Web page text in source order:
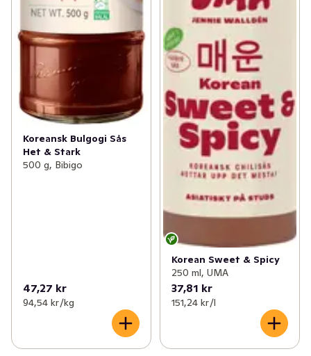
Koreansk Bulgogi Sås
Het & Stark
500 g, Bibigo
47,27 kr
94,54 kr /kg
Korean Sweet & Spicy
250 ml, UMA
37,81 kr
151,24 kr /l